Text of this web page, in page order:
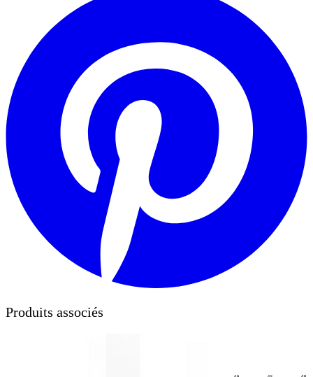
Produits associés